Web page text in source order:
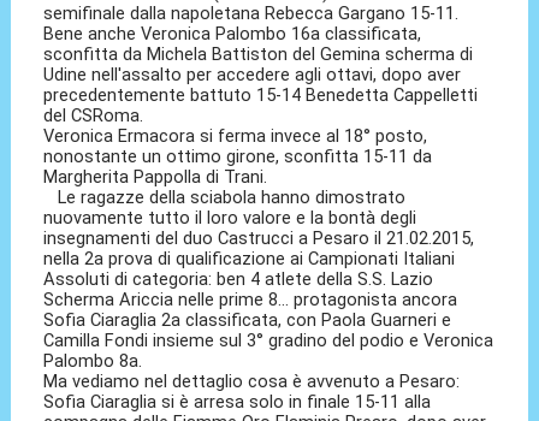
semifinale dalla napoletana Rebecca Gargano 15-11.
Bene anche Veronica Palombo 16a classificata,
sconfitta da Michela Battiston del Gemina scherma di
Udine nell'assalto per accedere agli ottavi, dopo aver
precedentemente battuto 15-14 Benedetta Cappelletti
del CSRoma.
Veronica Ermacora si ferma invece al 18° posto,
nonostante un ottimo girone, sconfitta 15-11 da
Margherita Pappolla di Trani.
Le ragazze della sciabola hanno dimostrato
nuovamente tutto il loro valore e la bontà degli
insegnamenti del duo Castrucci a Pesaro il 21.02.2015,
nella 2a prova di qualificazione ai Campionati Italiani
Assoluti di categoria: ben 4 atlete della S.S. Lazio
Scherma Ariccia nelle prime 8... protagonista ancora
Sofia Ciaraglia 2a classificata, con Paola Guarneri e
Camilla Fondi insieme sul 3° gradino del podio e Veronica
Palombo 8a.
Ma vediamo nel dettaglio cosa è avvenuto a Pesaro:
Sofia Ciaraglia si è arresa solo in finale 15-11 alla